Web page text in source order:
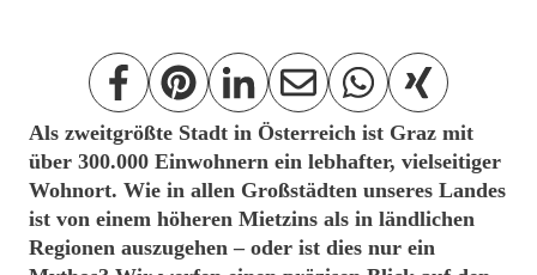
Als zweitgrößte Stadt in Österreich ist Graz mit
über 300.000 Einwohnern ein lebhafter, vielseitiger
Wohnort. Wie in allen Großstädten unseres Landes
ist von einem höheren Mietzins als in ländlichen
Regionen auszugehen – oder ist dies nur ein